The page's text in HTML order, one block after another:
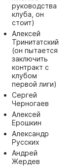
руководства
клуба, он
стоит)
Алексей
Тринитатский
(он пытается
заключить
контракт с
клубом
первой лиги)
Сергей
Черногаев
Алексей
Ерошкин
Александр
Русских
Андрей
Жердев